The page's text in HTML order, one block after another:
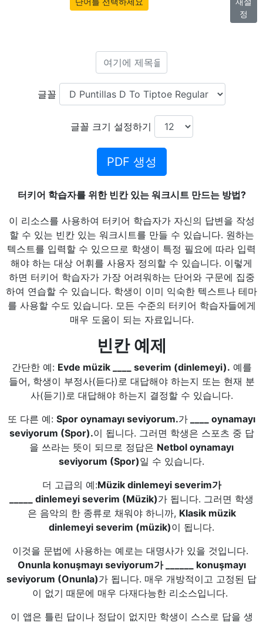
정
글꼴
글꼴 크기 설정하기
PDF 생성
터키어 학습자를 위한 빈칸 있는 워크시트 만드는 방법?
이 리소스를 사용하여 터키어 학습자가 자신의 답변을 작성
할 수 있는 빈칸 있는 워크시트를 만들 수 있습니다. 원하는
텍스트를 입력할 수 있으므로 학생이 특정 필요에 따라 입력
해야 하는 대상 어휘를 사용자 정의할 수 있습니다. 이렇게
하면 터키어 학습자가 가장 어려워하는 단어와 구문에 집중
하여 연습할 수 있습니다. 학생이 이미 익숙한 텍스트나 테마
를 사용할 수도 있습니다. 모든 수준의 터키어 학습자들에게
매우 도움이 되는 자료입니다.
빈칸 예제
간단한 예: Evde müzik ____ severim (dinlemeyi). 예를
들어, 학생이 부정사(듣다)로 대답해야 하는지 또는 현재 분
사(듣기)로 대답해야 하는지 결정할 수 있습니다.
또 다른 예: Spor oynamayı seviyorum.가 ____ oynamayı
seviyorum (Spor).이 됩니다. 그러면 학생은 스포츠 중 답
을 쓰라는 뜻이 되므로 정답은 Netbol oynamayı
seviyorum (Spor)일 수 있습니다.
더 고급의 예:Müzik dinlemeyi severim가
_____ dinlemeyi severim (Müzik)가 됩니다. 그러면 학생
은 음악의 한 종류로 채워야 하니까, Klasik müzik
dinlemeyi severim (müzik)이 됩니다.
이것을 문법에 사용하는 예로는 대명사가 있을 것입니다.
Onunla konuşmayı seviyorum가 ______ konuşmayı
seviyorum (Onunla)가 됩니다. 매우 개방적이고 고정된 답
이 없기 때문에 매우 다재다능한 리소스입니다.
이 앱은 틀린 답이나 정답이 없지만 학생이 스스로 답을 생